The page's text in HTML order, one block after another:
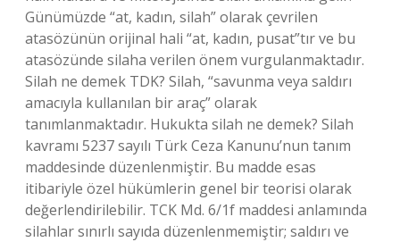
Günümüzde “at, kadın, silah” olarak çevrilen
atasözünün orijinal hali “at, kadın, pusat”tır ve bu
atasözünde silaha verilen önem vurgulanmaktadır.
Silah ne demek TDK? Silah, “savunma veya saldırı
amacıyla kullanılan bir araç” olarak
tanımlanmaktadır. Hukukta silah ne demek? Silah
kavramı 5237 sayılı Türk Ceza Kanunu’nun tanım
maddesinde düzenlenmiştir. Bu madde esas
itibariyle özel hükümlerin genel bir teorisi olarak
değerlendirilebilir. TCK Md. 6/1f maddesi anlamında
silahlar sınırlı sayıda düzenlenmemiştir; saldırı ve